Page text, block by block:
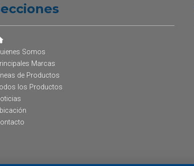
Somos
Marcas
de Productos
los Productos